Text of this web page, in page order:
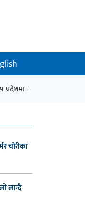
ट्रान्सफर्मर चोरीका
चोरीका
लाग्दै